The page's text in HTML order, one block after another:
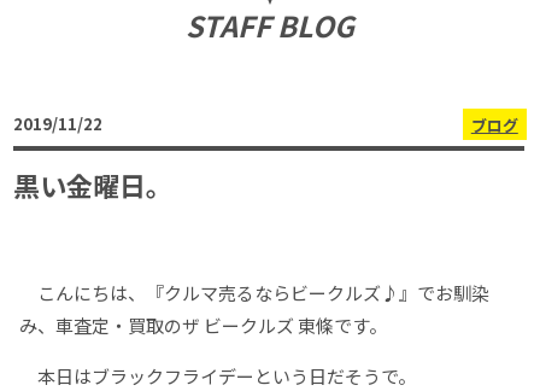
STAFF BLOG
黒い金曜日。
ブログ
2019/11/22
こんにちは、『クルマ売るならビークルズ♪』でお馴染
み、車査定・買取のザ ビークルズ 東條です。
本日はブラックフライデーという日だそうで。